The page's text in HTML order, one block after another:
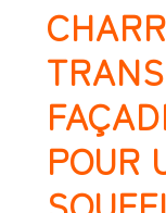
POUR